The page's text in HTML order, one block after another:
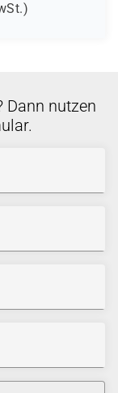
Dann nutzen